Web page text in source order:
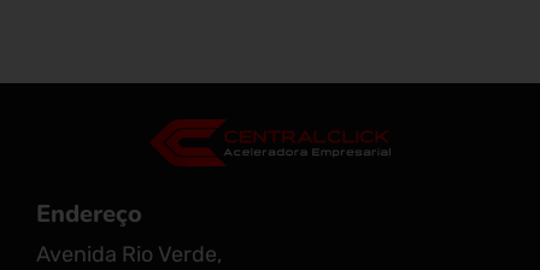
Endereço
Avenida Rio Verde,